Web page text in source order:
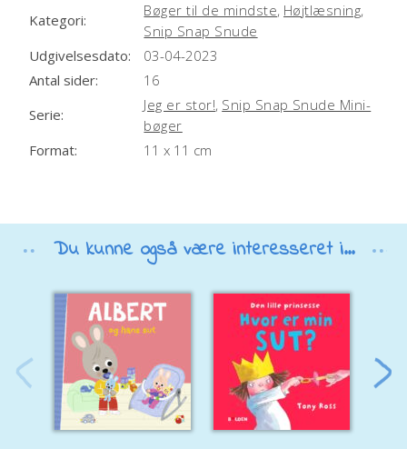
Kategori:
Bøger til de mindste, Højtlæsning,
Snip Snap Snude
Udgivelsesdato:
03-04-2023
Antal sider:
16
Serie:
Jeg er stor!, Snip Snap Snude Mini-
bøger
Format:
11 x 11 cm
Du kunne også være interesseret i...